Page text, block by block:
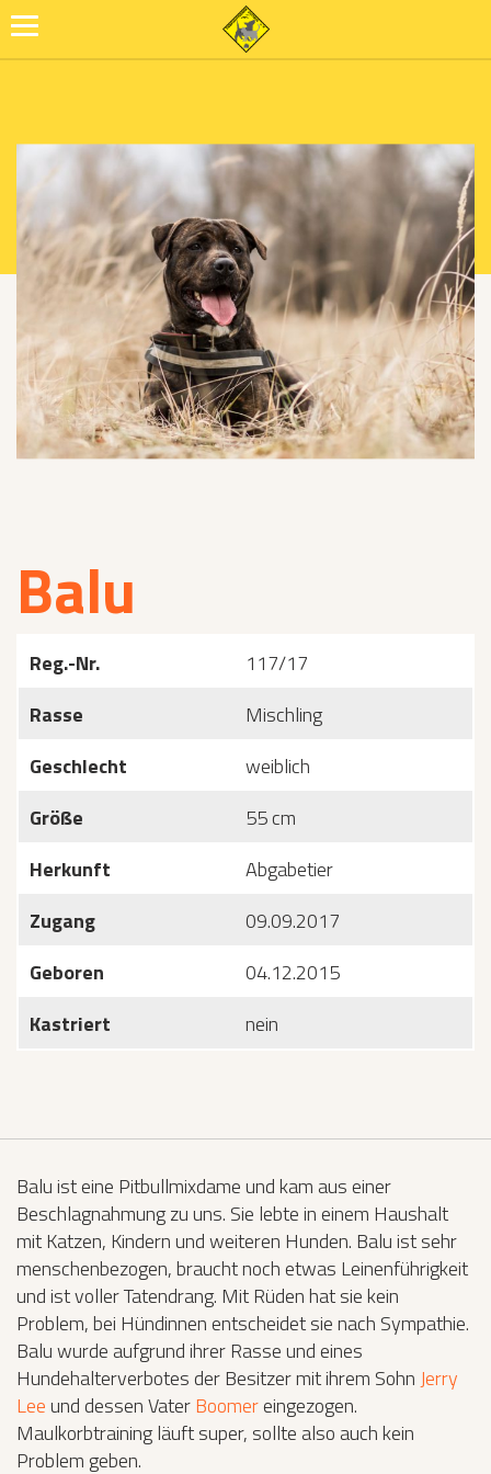
Balu
Reg.-Nr.
117/17
Rasse
Mischling
Geschlecht
weiblich
Größe
55 cm
Herkunft
Abgabetier
Zugang
09.09.2017
Geboren
04.12.2015
Kastriert
nein
Balu ist eine Pitbullmixdame und kam aus einer
Beschlagnahmung zu uns. Sie lebte in einem Haushalt
mit Katzen, Kindern und weiteren Hunden. Balu ist sehr
menschenbezogen, braucht noch etwas Leinenführigkeit
und ist voller Tatendrang. Mit Rüden hat sie kein
Problem, bei Hündinnen entscheidet sie nach Sympathie.
Balu wurde aufgrund ihrer Rasse und eines
Hundehalterverbotes der Besitzer mit ihrem Sohn Jerry
Leeund dessen VaterBoomereingezogen.
Maulkorbtraining läuft super, sollte also auch kein
Problem geben.